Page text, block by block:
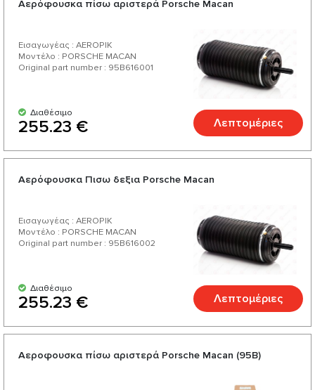
προϊόντα για το αυτοκίνητό σας.
Αερόφουσκα πίσω αριστερά Porsche Macan
Εισαγωγέας : AEROPIK
Μοντέλο : PORSCHE MACAN
Original part number : 95B616001
Διαθέσιμο
255.23 € Λεπτομέριες
Αερόφουσκα Πισω δεξια Porsche Macan
Εισαγωγέας : AEROPIK
Μοντέλο : PORSCHE MACAN
Original part number : 95B616002
Διαθέσιμο
255.23 € Λεπτομέριες
Αεροφουσκα πίσω αριστερά Porsche Macan (95B)